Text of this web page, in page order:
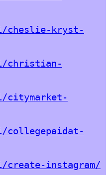
cheslie-kryst-
christian-
instagram/